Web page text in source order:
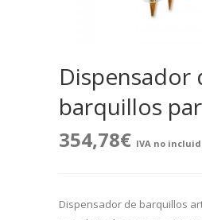
Dispensador
barquillos
354,78€ IVA no
Dispensador de barquillos